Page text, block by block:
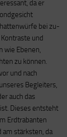
da er
bei zu-
und
wie Ebenen,
zu können.
und nach
Begleiters,
auch das
Dieses entsteht
Erdtrabanten
stärksten, da